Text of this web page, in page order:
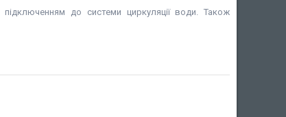
до системи циркуляції води. Також